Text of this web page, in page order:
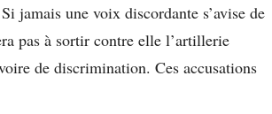
jamais une voix discordante s’avise de
pas à sortir contre elle l’artillerie
de discrimination. Ces accusations